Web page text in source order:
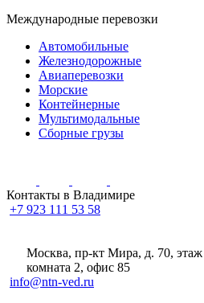
Международные перевозки
Автомобильные
Железнодорожные
Авиаперевозки
Морские
Контейнерные
Мультимодальные
Сборные грузы
Контакты в Владимире
+7 923 111 53 58
Москва, пр-кт Мира, д. 70,
комната 2, офис 85
info@ntn-ved.ru